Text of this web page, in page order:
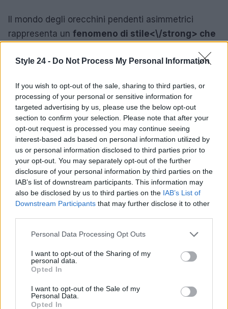
Style 24 - Do Not Process My Personal Information
If you wish to opt-out of the sale, sharing to third parties, or
processing of your personal or sensitive information for
targeted advertising by us, please use the below opt-out
section to confirm your selection. Please note that after your
opt-out request is processed you may continue seeing
interest-based ads based on personal information utilized by
us or personal information disclosed to third parties prior to
your opt-out. You may separately opt-out of the further
disclosure of your personal information by third parties on the
IAB’s list of downstream participants. This information may
also be disclosed by us to third parties on the IAB’s List of
Downstream Participants that may further disclose it to other
Please note that this website/app uses one or more Google
not limited to your visit or usage behaviour. You may click to
grant or deny consent to Google and its third-party tags to
use your data for below specified purposes in below Google
consent section.
Personal Data Processing Opt Outs
I want to opt-out of the Sharing of my
personal data.
Opted In
I want to opt-out of the Sale of my
Personal Data.
Opted In
Il mondo degli orecchini pendenti asimmetrici
rappresenta un fenomeno di stile<\/strong> che
di modelli disponibili evidenzia la creatività e
una tendenza che va oltre il semplice
accessorio di moda.
AUTORE
Staff